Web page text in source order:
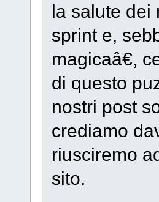
la salute dei
sprint e,
magicaâ€,
di questo
nostri post
crediamo
riusciremo
sito.